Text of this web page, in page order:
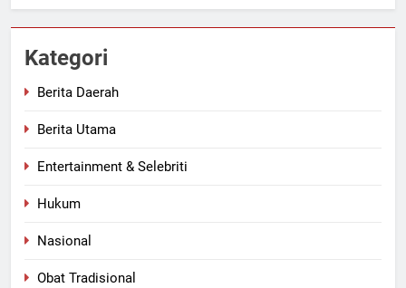
Kategori
Berita Daerah
Berita Utama
Entertainment & Selebriti
Hukum
Nasional
Obat Tradisional